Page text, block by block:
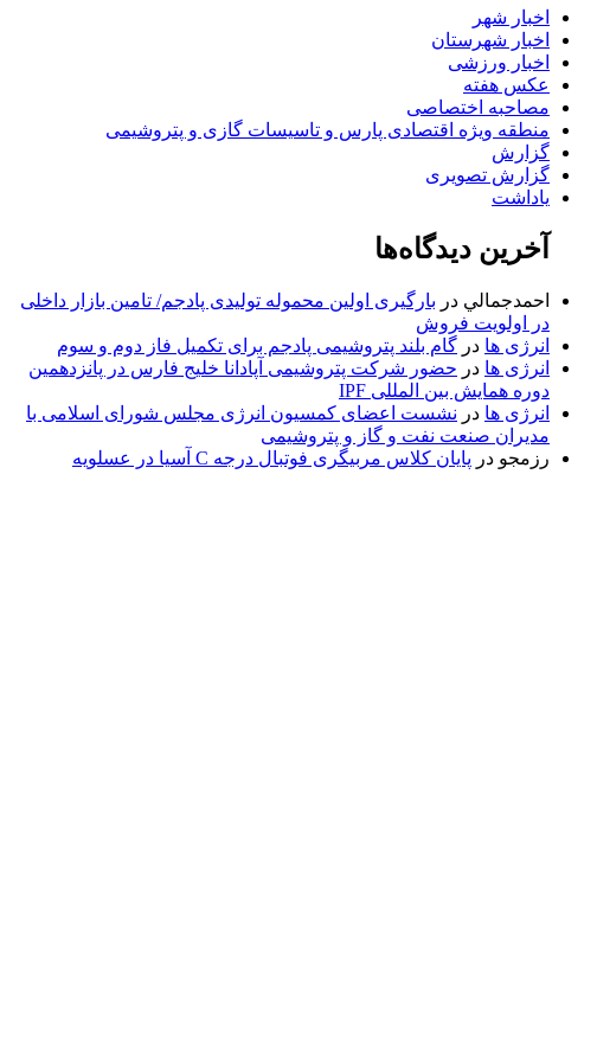
اخبار شهر
اخبار شهرستان
اخبار ورزشی
عکس هفته
مصاحبه اختصاصی
منطقه ویژه اقتصادی پارس و تاسیسات گازی و پتروشیمی
گزارش
گزارش تصویری
یاداشت
آخرین دیدگاه‌ها
احمدجمالي در بارگیری اولین محموله تولیدی پادجم/ تامین بازار داخلی
در اولویت فروش
انرژی ها در گام بلند پتروشیمی پادجم برای تکمیل فاز دوم و سوم
انرژی ها در حضور شرکت پتروشیمی آپادانا خلیج فارس در پانزدهمین
دوره همایش بین المللی IPF
انرژی ها در نشست اعضای کمسیون انرژی مجلس شورای اسلامی با
مدیران صنعت نفت و گاز و پتروشیمی
رزمجو در پایان کلاس مربیگری فوتبال درجه C آسیا در عسلویه